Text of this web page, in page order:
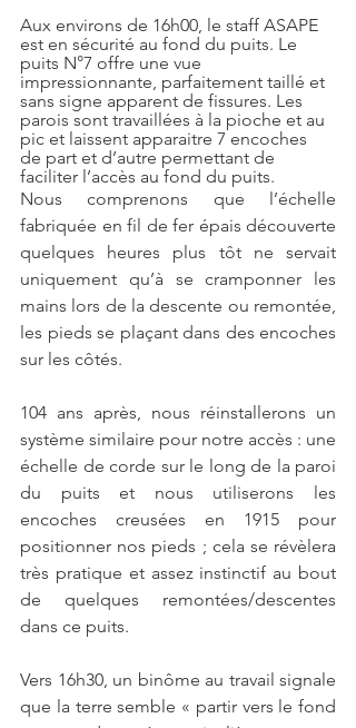
Aux environs de 16h00, le staff ASAPE
est en sécurité au fond du puits. Le
puits N°7 offre une vue
impressionnante, parfaitement taillé et
sans signe apparent de fissures. Les
parois sont travaillées à la pioche et au
pic et laissent apparaitre 7 encoches
de part et d’autre permettant de
faciliter l’accès au fond du puits.
Nous comprenons que l’échelle
fabriquée en fil de fer épais découverte
quelques heures plus tôt ne servait
uniquement qu’à se cramponner les
mains lors de la descente ou remontée,
les pieds se plaçant dans des encoches
sur les côtés.
104 ans après, nous réinstallerons un
système similaire pour notre accès : une
échelle de corde sur le long de la paroi
du puits et nous utiliserons les
encoches creusées en 1915 pour
positionner nos pieds ; cela se révèlera
très pratique et assez instinctif au bout
de quelques remontées/descentes
dans ce puits.
Vers 16h30, un binôme au travail signale
que la terre semble « partir vers le fond